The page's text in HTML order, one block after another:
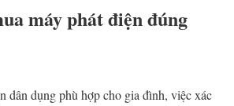
máy phát điện đúng
dân dụng phù hợp cho gia đình, việc xác